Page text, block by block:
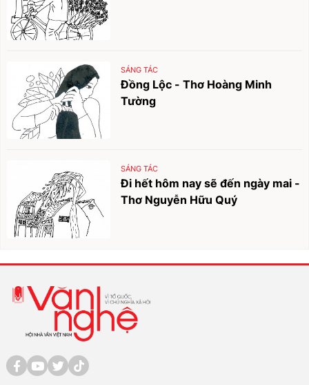
SÁNG TÁC
Đồng Lộc - Thơ Hoàng Minh
Tường
SÁNG TÁC
Đi hết hôm nay sẽ đến ngày mai -
Thơ Nguyễn Hữu Quý